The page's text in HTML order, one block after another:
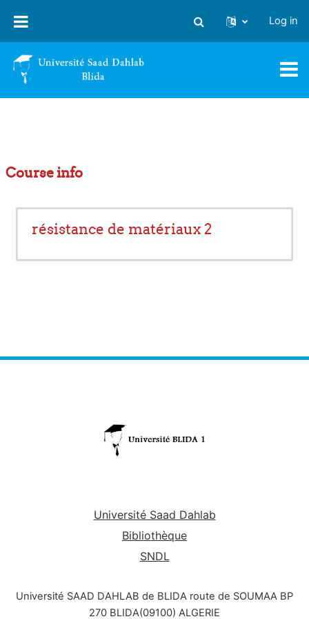
Toggle search input
Log in
Course info
résistance de matériaux 2
Université Saad Dahlab
Bibliothèque
SNDL
Université SAAD DAHLAB de BLIDA route de SOUMAA BP
270 BLIDA(09100) ALGERIE